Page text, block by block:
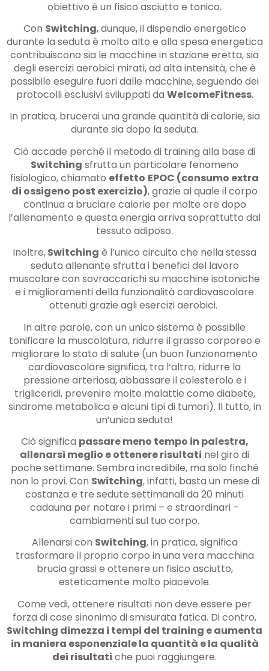
obiettivo è un fisico asciutto e tonico.
Con Switching, dunque, il dispendio energetico
durante la seduta è molto alto e alla spesa energetica
contribuiscono sia le macchine in stazione eretta, sia
degli esercizi aerobici mirati, ad alta intensità, che è
possibile eseguire fuori dalle macchine, seguendo dei
protocolli esclusivi sviluppati da WelcomeFitness.
In pratica, brucerai una grande quantità di calorie, sia
durante sia dopo la seduta.
Ciò accade perché il metodo di training alla base di
Switching sfrutta un particolare fenomeno
fisiologico, chiamato effetto EPOC (consumo extra
di ossigeno post exercizio), grazie al quale il corpo
continua a bruciare calorie per molte ore dopo
l’allenamento e questa energia arriva soprattutto dal
tessuto adiposo.
Inoltre,Switching è l’unico circuito che nella stessa
seduta allenante sfrutta i benefici del lavoro
muscolare con sovraccarichi su macchine isotoniche
e i miglioramenti della funzionalità cardiovascolare
ottenuti grazie agli esercizi aerobici.
In altre parole, con un unico sistema è possibile
tonificare la muscolatura, ridurre il grasso corporeo e
migliorare lo stato di salute (un buon funzionamento
cardiovascolare significa, tra l’altro, ridurre la
pressione arteriosa, abbassare il colesterolo e i
trigliceridi, prevenire molte malattie come diabete,
sindrome metabolica e alcuni tipi di tumori). Il tutto, in
un’unica seduta!
Ciò significa passare meno tempo in palestra,
allenarsi meglio e ottenere risultati nel giro di
poche settimane. Sembra incredibile, ma solo finché
non lo provi. Con Switching, infatti, basta un mese di
costanza e tre sedute settimanali da 20 minuti
cadauna per notare i primi – e straordinari –
cambiamenti sul tuo corpo.
Allenarsi con Switching, in pratica, significa
trasformare il proprio corpo in una vera macchina
brucia grassi e ottenere un fisico asciutto,
esteticamente molto piacevole.
Come vedi, ottenere risultati non deve essere per
forza di cose sinonimo di smisurata fatica. Di contro,
Switching dimezza i tempi del training e aumenta
in maniera esponenziale la quantità e la qualità
dei risultati che puoi raggiungere.